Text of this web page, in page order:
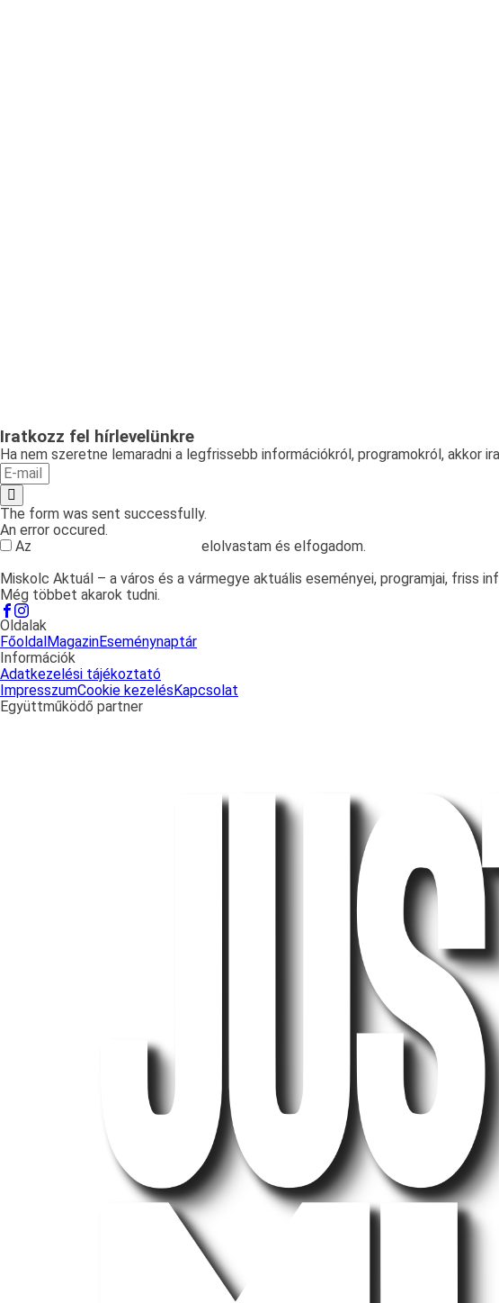
Iratkozz fel hírlevelünkre
Ha nem szeretne lemaradni a legfrissebb információkról, programokról, akkor
The form was sent successfully.
An error occured.
Az
elolvastam és elfogadom.
Miskolc Aktuál – a város és a vármegye aktuális eseményei, programjai, friss
Még többet akarok tudni.
Oldalak
FőoldalMagazinEseménynaptár
Információk
Adatkezelési tájékoztató
ImpresszumCookie kezelésKapcsolat
Együttműködő partner